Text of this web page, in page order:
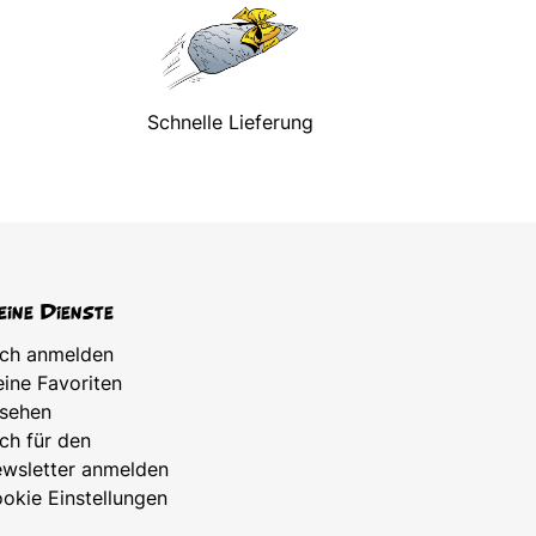
Schnelle Lieferung
Dienste
anmelden
Favoriten
für den
anmelden
Einstellungen